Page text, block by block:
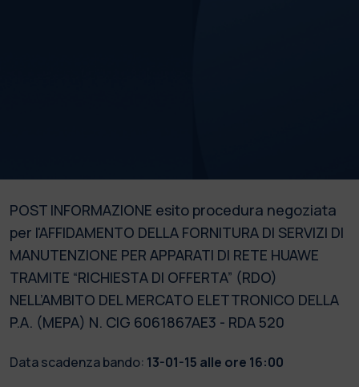
POST INFORMAZIONE esito procedura negoziata
per l'AFFIDAMENTO DELLA FORNITURA DI SERVIZI DI
MANUTENZIONE PER APPARATI DI RETE HUAWE
TRAMITE “RICHIESTA DI OFFERTA” (RDO)
NELL’AMBITO DEL MERCATO ELETTRONICO DELLA
P.A. (MEPA) N. CIG 6061867AE3 - RDA 520
Data scadenza bando: 13-01-15 alle ore 16:00